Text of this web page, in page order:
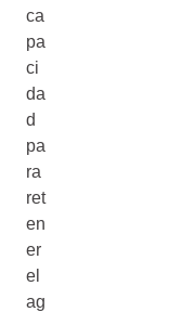
ca
pa
ci
da
d
pa
ra
ret
en
er
el
ag